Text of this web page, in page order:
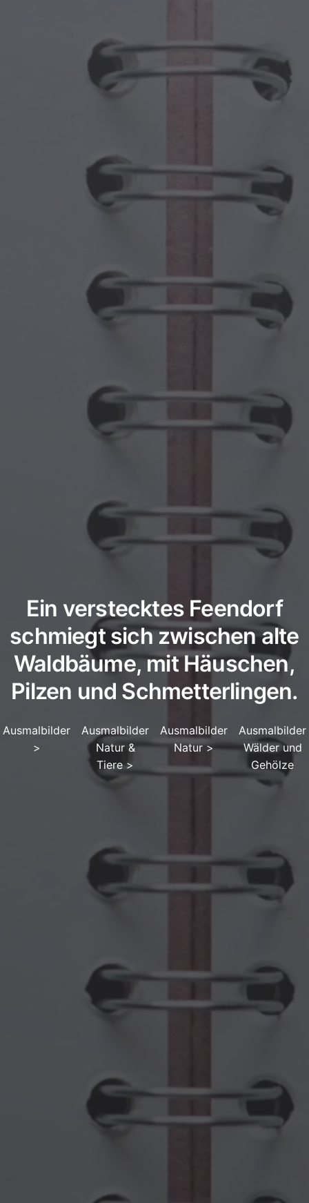
Ein verstecktes Feendorf
schmiegt sich zwischen alte
Waldbäume, mit Häuschen,
Pilzen und Schmetterlingen.
Ausmalbilder
>
Ausmalbilder
Natur &
Tiere>
Ausmalbilder
Natur>
Ausmalbilder
Wälder und
Gehölze